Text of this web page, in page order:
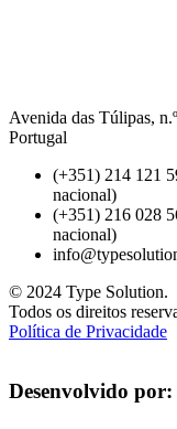
Avenida das Túlipas,
Portugal
(+351) 214 121
nacional)
(+351) 216 028
nacional)
© 2024 Type Solution.
Todos os direitos
Política de Privacidade
Desenvolvido por: